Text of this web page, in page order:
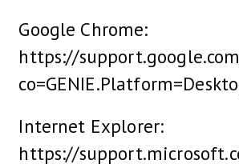
Google Chrome:
https://
Internet Explorer:
https://